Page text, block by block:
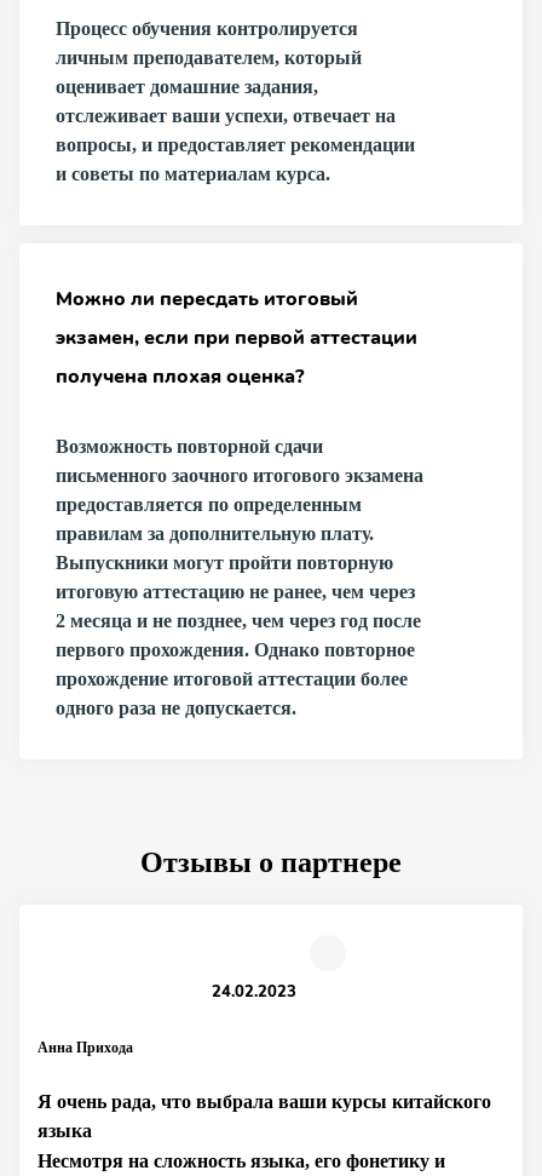
Процесс обучения контролируется
личным преподавателем, который
оценивает домашние задания,
отслеживает ваши успехи, отвечает на
вопросы, и предоставляет рекомендации
и советы по материалам курса.
Можно ли пересдать итоговый
экзамен, если при первой аттестации
получена плохая оценка?
Возможность повторной сдачи
письменного заочного итогового экзамена
предоставляется по определенным
правилам за дополнительную плату.
Выпускники могут пройти повторную
итоговую аттестацию не ранее, чем через
2 месяца и не позднее, чем через год после
первого прохождения. Однако повторное
прохождение итоговой аттестации более
одного раза не допускается.
Отзывы о партнере
Анна Прихода
24.02.2023
Я очень рада, что выбрала ваши курсы китайского
языка
Несмотря на сложность языка, его фонетику и